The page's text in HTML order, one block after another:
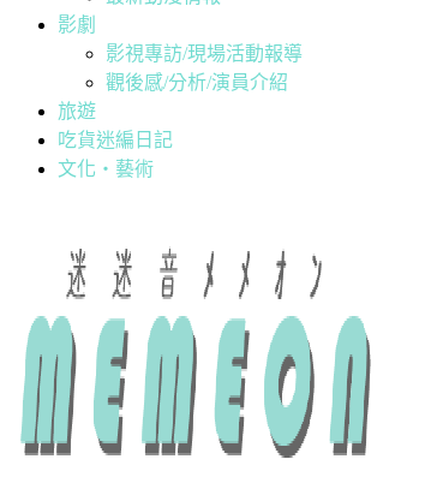
影劇
影視專訪/現場活動報導
觀後感/分析/演員介紹
旅遊
吃貨迷編日記
文化・藝術